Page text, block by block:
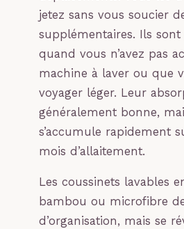
jetez sans vous soucier
supplémentaires. Ils sont
quand vous n’avez pas
machine à laver ou que
voyager léger. Leur
généralement bonne,
s’accumule rapidement
mois d’allaitement.
Les coussinets lavables
bambou ou microfibre
d’organisation, mais se